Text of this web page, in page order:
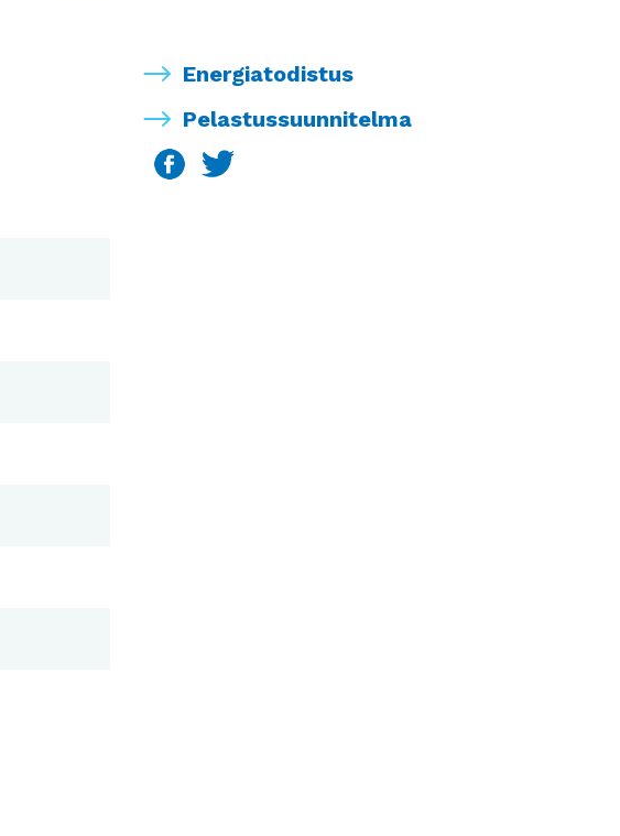
Energiatodistus
Pelastussuunnitelma